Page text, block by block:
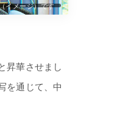
イメージ）です
昇華させまし
を通じて、中